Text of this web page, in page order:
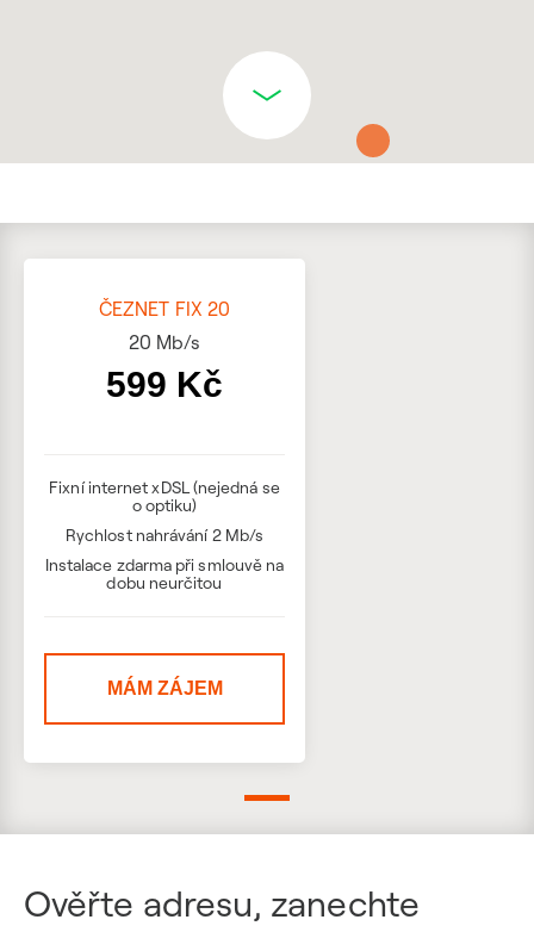
ČEZNET FIX 20
20 Mb/s
599 Kč
Fixní internet xDSL (nejedná se
o optiku)
Rychlost nahrávání 2 Mb/s
Instalace zdarma při smlouvě na
dobu neurčitou
MÁM ZÁJEM
Ověřte adresu, zanechte